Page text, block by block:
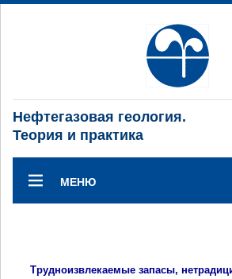
Нефтегазовая геология.
Теория и практика
МЕНЮ
Трудноизвлекаемые запасы,